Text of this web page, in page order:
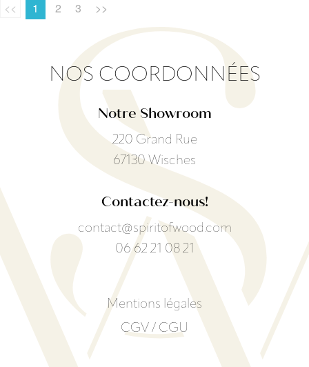
<< 1 2 3 >>
NOS COORDONNÉES
Notre Showroom
220 Grand Rue
67130 Wisches
Contactez-nous!
contact@spiritofwood.com
06 62 21 08 21
Mentions légales
CGV / CGU